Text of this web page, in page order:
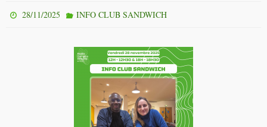
28/11/2025 INFO CLUB SANDWICH